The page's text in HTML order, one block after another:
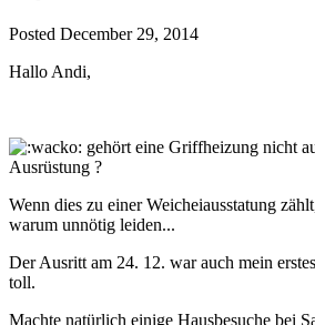
Posted December 29, 2014
Hallo Andi,
gehört eine Griffheizung nicht
Ausrüstung ?
Wenn dies zu einer Weicheiausstatung
warum unnötig leiden...
Der Ausritt am 24. 12. war auch mein
toll.
Machte natürlich einige Hausbesuche bei